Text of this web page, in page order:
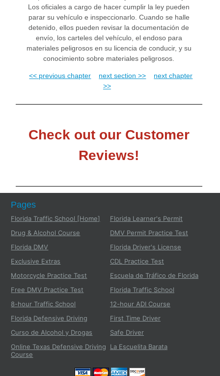
Los oficiales a cargo de hacer cumplir la ley pueden
parar su vehículo e inspeccionarlo. Cuando se halle
detenido, ellos pueden revisar la documentación de
envío, los carteles del vehículo, el endoso para
materiales peligrosos en su licencia de conducir, y su
conocimiento sobre materiales peligrosos.
<< previous chapter next section >>
next chapter
>>
Check out our Customer
Reviews!
Pages
Florida Traffic School [Home]
Florida Learner's Permit
Drug & Alcohol Course
DMV Permit Practice Test
Florida DMV
Florida Driver's License
Exclusive Extras
CDL Practice Test
Motorcycle Practice Test
Escuela de Tráfico de Florida
Free DMV Practice Test
Florida Traffic School
8-hour Traffic School
12-hour ADI Course
Florida Defensive Driving
First Time Driver
Curso de Alcohol y Drogas
Safe Driver
Online Texas Defensive Driving
Course
La Escuelita Barata